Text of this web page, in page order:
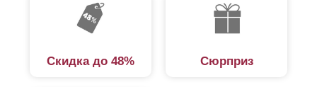
Скидка до 48% Сюрприз